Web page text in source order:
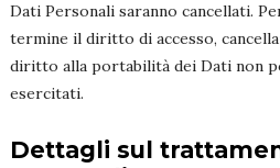
Dati Personali saranno cancellati.
termine il diritto di accesso,
diritto alla portabilità dei Dati non
esercitati.
Dettagli sul